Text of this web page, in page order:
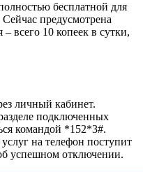
бесплатной для
предусмотрена
всего 10 копеек в сутки,
личный кабинет.
подключенных
командой *152*3#.
на телефон поступит
успешном отключении.